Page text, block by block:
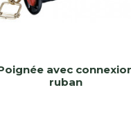
avec
ruban